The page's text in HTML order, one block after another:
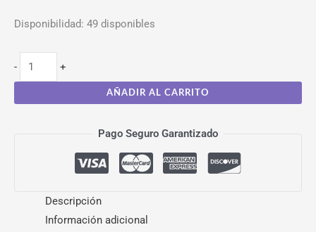
Disponibilidad: 49 disponibles
- +
AÑADIR AL CARRITO
Pago Seguro Garantizado
Descripción
Información adicional